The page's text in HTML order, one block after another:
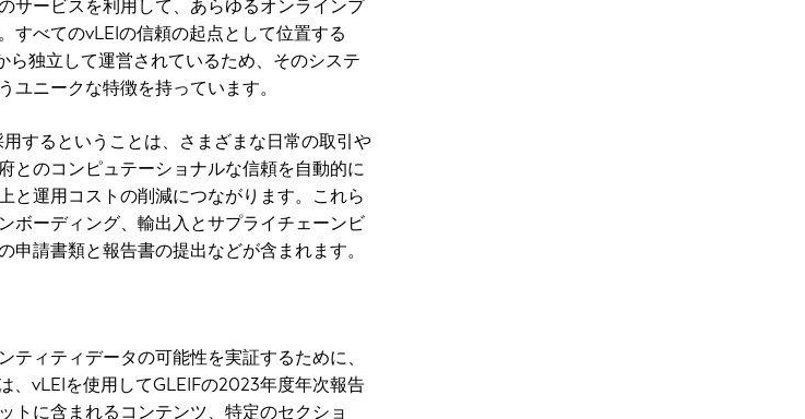
サービスを利用して、あらゆるオンラインプ
すべてのvLEIの信頼の起点として位置する
独立して運営されているため、そのシステ
ニークな特徴を持っています。
するということは、さまざまな日常の取引や
とのコンピュテーショナルな信頼を自動的に
と運用コストの削減につながります。これら
ボーディング、輸出入とサプライチェーンビ
請書類と報告書の提出などが含まれます。
ィティデータの可能性を実証するために、
、vLEIを使用してGLEIFの2023年度年次報告
トに含まれるコンテンツ、特定のセクショ